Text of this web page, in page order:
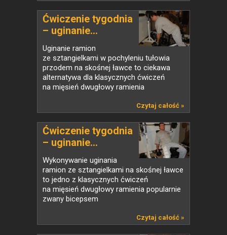
Ćwiczenie tygodnia
– uginanie...
Uginanie ramion
ze sztangielkami w pochyleniu tułowia
przodem na skośnej ławce to ciekawa
alternatywa dla klasycznych ćwiczeń
na mięsień dwugłowy ramienia
Czytaj całość »
Ćwiczenie tygodnia
– uginanie...
Wykonywanie uginania
ramion ze sztangielkami na skośnej ławce
to jedno z klasycznych ćwiczeń
na mięsień dwugłowy ramienia popularnie
zwany bicepsem
Czytaj całość »